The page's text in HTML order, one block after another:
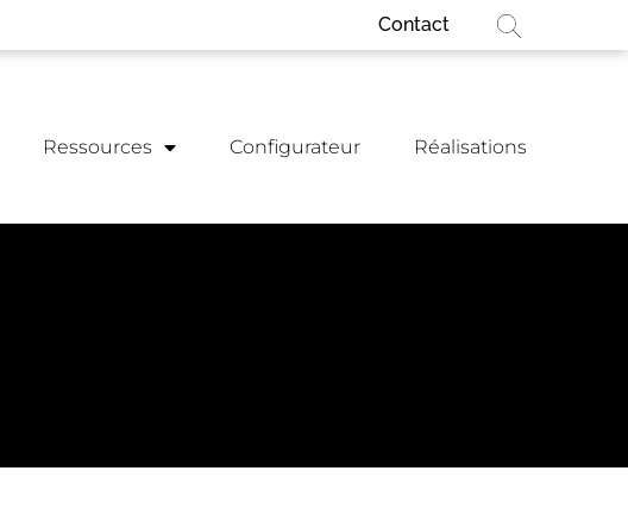
Contact
Ressources Configurateur Réalisations